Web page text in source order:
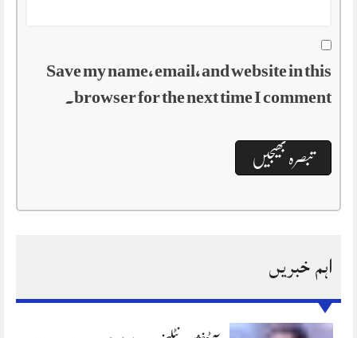
Save my name, email, and website in this
browser for the next time I comment.
اہم خبریں